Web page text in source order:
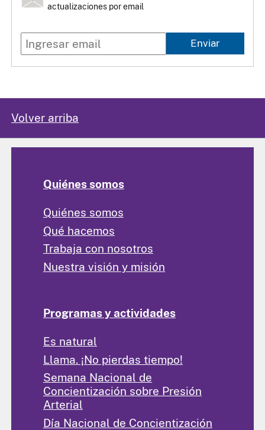
actualizaciones por email
Enviar
Volver arriba
Quiénes somos
Quiénes somos
Qué hacemos
Trabaja con nosotros
Nuestra visión y misión
Programas y actividades
Es natural
Llama. ¡No pierdas tiempo!
Semana Nacional de
Concientización sobre Presión
Arterial
Día Nacional de Concientización